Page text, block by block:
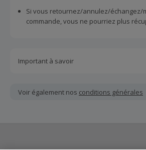
Si vous retournez/annulez/échangez/
commande, vous ne pourriez plus
Important à savoir
ou non reçu doivent être soumises au
100 jours qui suivent la date d'achat.
Voir également nos conditions générales